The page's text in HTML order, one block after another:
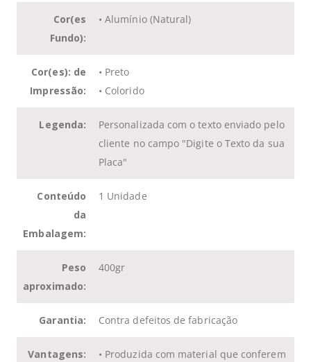
Cor(es
Fundo):
•Alumínio (Natural)
Cor(es): de
Impressão:
• Preto
• Colorido
Legenda:
Personalizada com o texto enviado pelo
cliente no campo "Digite o Texto da sua
Placa"
Conteúdo
da
Embalagem:
1 Unidade
Peso
aproximado:
400gr
Garantia: Contra defeitos de fabricação
Vantagens:
• Produzida com material que conferem